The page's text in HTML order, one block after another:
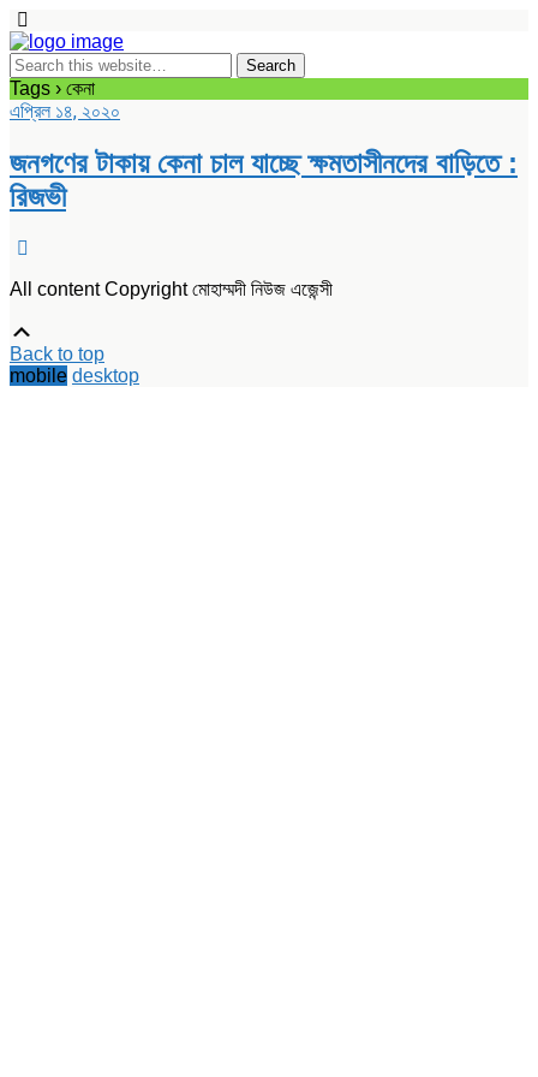
Tags › কেনা
এপ্রিল ১৪, ২০২০
জনগণের টাকায় কেনা চাল যাচ্ছে ক্ষমতাসীনদের বাড়িতে :
রিজভী
All content Copyright মোহাম্মদী নিউজ এজেন্সী
Up
Back to top
mobile desktop